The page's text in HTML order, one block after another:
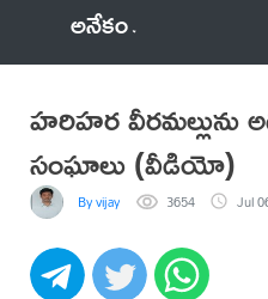
అనేకం
హరిహర వీరమల్లును
సంఘాలు (వీడియో)
By vijay 3654 Jul